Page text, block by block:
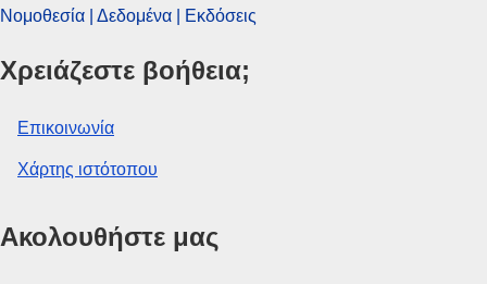
Νομοθεσία | Δεδομένα | Εκδόσεις
Χρειάζεστε βοήθεια;
Επικοινωνία
Χάρτης ιστότοπου
Ακολουθήστε μας